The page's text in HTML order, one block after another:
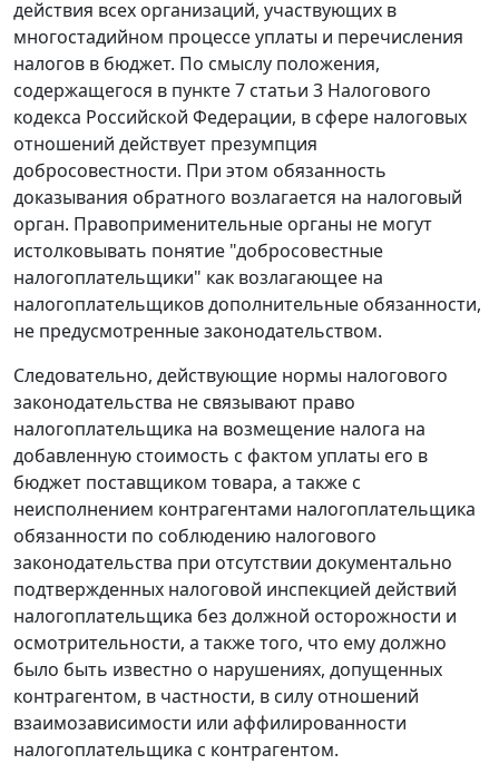
действия всех организаций, участвующих в
многостадийном процессе уплаты и перечисления
налогов в бюджет. По смыслу положения,
содержащегося в пункте 7 статьи 3 Налогового
кодекса Российской Федерации, в сфере налоговых
отношений действует презумпция
добросовестности. При этом обязанность
доказывания обратного возлагается на налоговый
орган. Правоприменительные органы не могут
истолковывать понятие "добросовестные
налогоплательщики" как возлагающее на
налогоплательщиков дополнительные обязанности,
не предусмотренные законодательством.
Следовательно, действующие нормы налогового
законодательства не связывают право
налогоплательщика на возмещение налога на
добавленную стоимость с фактом уплаты его в
бюджет поставщиком товара, а также с
неисполнением контрагентами налогоплательщика
обязанности по соблюдению налогового
законодательства при отсутствии документально
подтвержденных налоговой инспекцией действий
налогоплательщика без должной осторожности и
осмотрительности, а также того, что ему должно
было быть известно о нарушениях, допущенных
контрагентом, в частности, в силу отношений
взаимозависимости или аффилированности
налогоплательщика с контрагентом.